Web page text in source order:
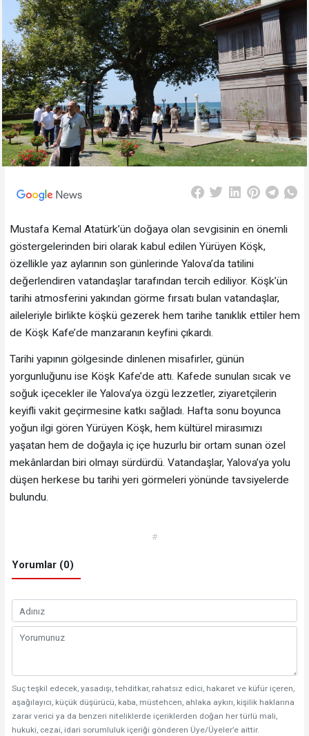
Mustafa Kemal Atatürk’ün doğaya olan sevgisinin en önemli
göstergelerinden biri olarak kabul edilen Yürüyen Köşk,
özellikle yaz aylarının son günlerinde Yalova’da tatilini
değerlendiren vatandaşlar tarafından tercih ediliyor. Köşk’ün
tarihi atmosferini yakından görme fırsatı bulan vatandaşlar,
aileleriyle birlikte köşkü gezerek hem tarihe tanıklık ettiler hem
de Köşk Kafe’de manzaranın keyfini çıkardı.
Tarihi yapının gölgesinde dinlenen misafirler, günün
yorgunluğunu ise Köşk Kafe’de attı. Kafede sunulan sıcak ve
soğuk içecekler ile Yalova’ya özgü lezzetler, ziyaretçilerin
keyifli vakit geçirmesine katkı sağladı. Hafta sonu boyunca
yoğun ilgi gören Yürüyen Köşk, hem kültürel mirasımızı
yaşatan hem de doğayla iç içe huzurlu bir ortam sunan özel
mekânlardan biri olmayı sürdürdü. Vatandaşlar, Yalova’ya yolu
düşen herkese bu tarihi yeri görmeleri yönünde tavsiyelerde
bulundu.
#
Yorumlar (0)
Suç teşkil edecek, yasadışı, tehditkar, rahatsız edici, hakaret ve küfür içeren,
aşağılayıcı, küçük düşürücü, kaba, müstehcen, ahlaka aykırı, kişilik haklarına
zarar verici ya da benzeri niteliklerde içeriklerden doğan her türlü mali,
hukuki, cezai, idari sorumluluk içeriği gönderen Üye/Üyeler’e aittir.